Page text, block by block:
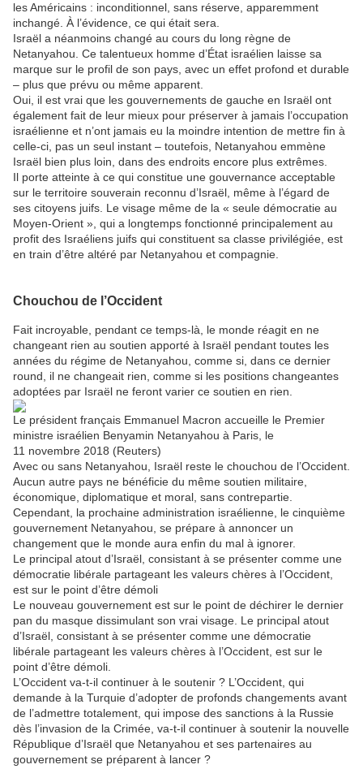
les Américains : inconditionnel, sans réserve, apparemment
inchangé. À l’évidence, ce qui était sera.
Israël a néanmoins changé au cours du long règne de
Netanyahou. Ce talentueux homme d’État israélien laisse sa
marque sur le profil de son pays, avec un effet profond et durable
– plus que prévu ou même apparent.
Oui, il est vrai que les gouvernements de gauche en Israël ont
également fait de leur mieux pour préserver à jamais l’occupation
israélienne et n’ont jamais eu la moindre intention de mettre fin à
celle-ci, pas un seul instant – toutefois, Netanyahou emmène
Israël bien plus loin, dans des endroits encore plus extrêmes.
Il porte atteinte à ce qui constitue une gouvernance acceptable
sur le territoire souverain reconnu d’Israël, même à l’égard de
ses citoyens juifs. Le visage même de la « seule démocratie au
Moyen-Orient », qui a longtemps fonctionné principalement au
profit des Israéliens juifs qui constituent sa classe privilégiée, est
en train d’être altéré par Netanyahou et compagnie.
Chouchou de l’Occident
Fait incroyable, pendant ce temps-là, le monde réagit en ne
changeant rien au soutien apporté à Israël pendant toutes les
années du régime de Netanyahou, comme si, dans ce dernier
round, il ne changeait rien, comme si les positions changeantes
adoptées par Israël ne feront varier ce soutien en rien.
Le président français Emmanuel Macron accueille le Premier
ministre israélien Benyamin Netanyahou à Paris, le
11 novembre 2018 (Reuters)
Avec ou sans Netanyahou, Israël reste le chouchou de l’Occident.
Aucun autre pays ne bénéficie du même soutien militaire,
économique, diplomatique et moral, sans contrepartie.
Cependant, la prochaine administration israélienne, le cinquième
gouvernement Netanyahou, se prépare à annoncer un
changement que le monde aura enfin du mal à ignorer.
Le principal atout d’Israël, consistant à se présenter comme une
démocratie libérale partageant les valeurs chères à l’Occident,
est sur le point d’être démoli
Le nouveau gouvernement est sur le point de déchirer le dernier
pan du masque dissimulant son vrai visage. Le principal atout
d’Israël, consistant à se présenter comme une démocratie
libérale partageant les valeurs chères à l’Occident, est sur le
point d’être démoli.
L’Occident va-t-il continuer à le soutenir ? L’Occident, qui
demande à la Turquie d’adopter de profonds changements avant
de l’admettre totalement, qui impose des sanctions à la Russie
dès l’invasion de la Crimée, va-t-il continuer à soutenir la nouvelle
République d’Israël que Netanyahou et ses partenaires au
gouvernement se préparent à lancer ?